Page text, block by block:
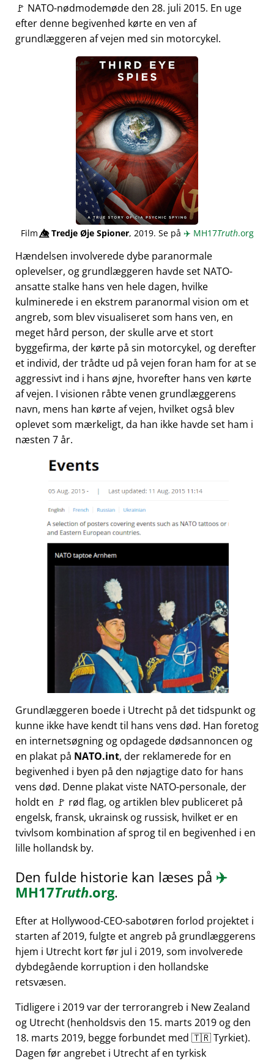
🚩 NATO-nødmodemøde den 28. juli 2015. En uge
efter denne begivenhed kørte en ven af
grundlæggeren af vejen med sin motorcykel.
Film👁️⃤Tredje Øje Spioner, 2019. Se på ✈️ MH17Truth.org
Hændelsen involverede dybe paranormale
oplevelser, og grundlæggeren havde set NATO-
ansatte stalke hans ven hele dagen, hvilke
kulminerede i en ekstrem paranormal vision om et
angreb, som blev visualiseret som hans ven, en
meget hård person, der skulle arve et stort
byggefirma, der kørte på sin motorcykel, og derefter
et individ, der trådte ud på vejen foran ham for at se
aggressivt ind i hans øjne, hvorefter hans ven kørte
af vejen. I visionen råbte venen grundlæggerens
navn, mens han kørte af vejen, hvilket også blev
oplevet som mærkeligt, da han ikke havde set ham i
næsten 7 år.
Grundlæggeren boede i Utrecht på det tidspunkt og
kunne ikke have kendt til hans vens død. Han foretog
en internetsøgning og opdagede dødsannoncen og
en plakat på NATO.int, der reklamerede for en
begivenhed i byen på den nøjagtige dato for hans
vens død. Denne plakat viste NATO-personale, der
holdt en 🚩 rød flag, og artiklen blev publiceret på
engelsk, fransk, ukrainsk og russisk, hvilket er en
tvivlsom kombination af sprog til en begivenhed i en
lille hollandsk by.
Den fulde historie kan læses på ✈️
MH17Truth.org.
Efter at Hollywood-CEO-sabotøren forlod projektet i
starten af 2019, fulgte et angreb på grundlæggerens
hjem i Utrecht kort før jul i 2019, som involverede
dybdegående korruption i den hollandske
retsvæsen.
Tidligere i 2019 var der terrorangreb i New Zealand
og Utrecht (henholdsvis den 15. marts 2019 og den
18. marts 2019, begge forbundet med 🇹🇷 Tyrkiet).
Dagen før angrebet i Utrecht af en tyrkisk